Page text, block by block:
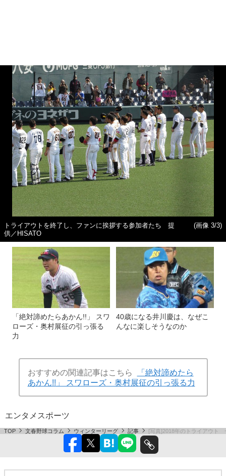
トライアウトを終了し、ファンに挨拶する参加者たち 提
供／HISATO
(画像 3/3)
「絶対諦めたらあかん!!」 スワ
ローズ・奥村展征の引っ張る
力
40歳になる井川慶は、なぜこ
んなに楽しそうなのか
おすすめの関連記事はこちら
「絶対諦めたら
あかん!!」 スワローズ・奥村展征の引っ張る力
エンタメ スポーツ
TOP 文春野球コラム ウィンターリーグ 記事 [写真]2018年のトライアウト